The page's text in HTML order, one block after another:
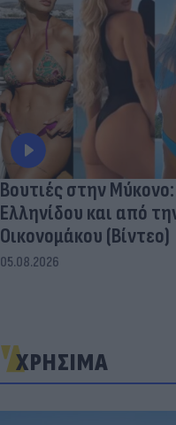
Βουτιές στην
Ελληνίδου και από
Οικονομάκου (Βίντεο)
05.08.2026
ΧΡΗΣΙΜΑ